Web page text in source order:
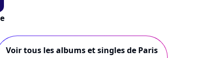
Voir tous les albums et singles de Paris